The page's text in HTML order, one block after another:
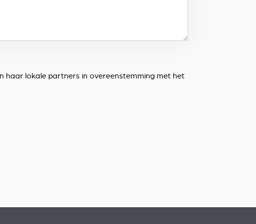
haar lokale partners in overeenstemming met het